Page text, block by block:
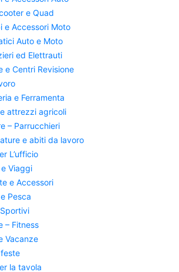
e Quad
e Accessori Moto
Auto e Moto
ed Elettrauti
e Centri Revisione
e Ferramenta
attrezzi agricoli
– Parrucchieri
e abiti da lavoro
L’ufficio
Viaggi
e Accessori
Pesca
– Fitness
Vacanze
la tavola